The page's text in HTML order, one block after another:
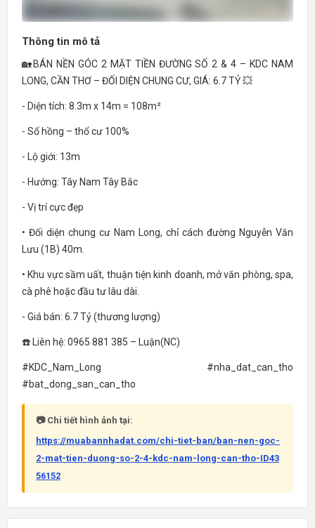
Thông tin mô tả
🏡BÁN NỀN GÓC 2 MẶT TIỀN ĐƯỜNG SỐ 2 & 4 – KDC NAM
LONG, CẦN THƠ – ĐỐI DIỆN CHUNG CƯ, GIÁ: 6.7 TỶ 💥
- Diện tích: 8.3m x 14m = 108m²
- Sổ hồng – thổ cư 100%
- Lộ giới: 13m
- Hướng: Tây Nam Tây Bắc
- Vị trí cực đẹp
• Đối diện chung cư Nam Long, chỉ cách đường Nguyễn Văn
Lưu (1B) 40m.
• Khu vực sầm uất, thuận tiện kinh doanh, mở văn phòng, spa,
cà phê hoặc đầu tư lâu dài.
- Giá bán: 6.7 Tỷ (thương lượng)
☎️ Liên hệ: 0965 881 385 – Luận(NC)
#KDC_Nam_Long #nha_dat_can_tho
#bat_dong_san_can_tho
📷 Chi tiết hình ảnh tại:
https://muabannhadat.com/chi-tiet-ban/ban-nen-goc-
2-mat-tien-duong-so-2-4-kdc-nam-long-can-tho-ID43
56152